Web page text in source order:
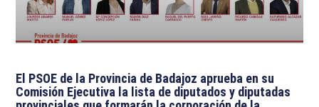
El PSOE de la Provincia de Badajoz aprueba en su
Comisión Ejecutiva la lista de diputados y diputadas